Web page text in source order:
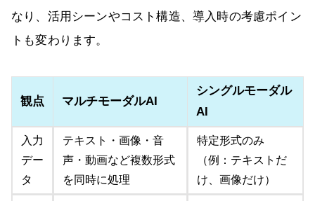
なり、活用シーンやコスト構造、導入時の考慮ポイン
トも変わります。
観点 マルチモーダルAI
シングルモーダル
AI
入力
デー
タ
テキスト・画像・音
声・動画など複数形式
を同時に処理
特定形式のみ
（例：テキストだ
け、画像だけ）